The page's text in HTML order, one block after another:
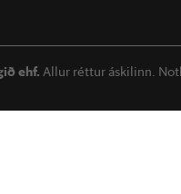
ehf. Allur réttur áskilinn.